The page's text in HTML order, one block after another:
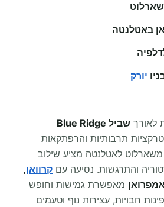
באטלנטה
יורק
לאורך
שביל Blue Ridge
תרבותיות והרפתקאות
לאטלנטה מציע שילוב
והתרגשות. נסיעה עם קרוואן,
מאפשרת גמישות וחופש
חבויות, עצירות נוף וטעמים